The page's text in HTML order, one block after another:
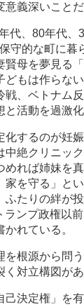
義深いことだ
代、80年代、
守的な町に暮
賢母を夢見る
どもは作らな
戦、ベトナム
と活動を過激化
するのが妊
中絶クリニッ
めれば姉妹を
家を守る」と
ふたりの絆が
ランプ政権以
れている。
根源から問う
く対立構図が
決定権」を